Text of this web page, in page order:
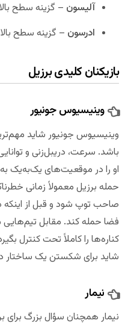
آلیسون – گزینه سطح
ادرسون – گزینه سطح
بازیکنان کلیدی برزیل
وینیسیوس جونیور
باشد. سرعت، دریبل‌زنی و
او را در موقعیت‌های یک‌به‌یک
حمله برزیل معمولاً زمانی
صاحب توپ شود و قبل از اینکه
فضا حمله کند. مقابل تیم‌هایی
کناره‌ها را کاملاً تحت کنترل
شاید برای شکستن یک ساختار
نیمار
نیمار همچنان سؤال بزرگ